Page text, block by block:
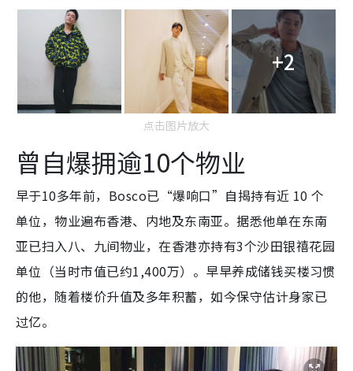
+2
点击图片放大
曾自爆拥逾10个物业
早于10多年前，Bosco已“爆响口”自揭持有近 10 个
单位，物业遍布香港、内地及东南亚。据悉他单在东南
亚已扫入八、九间物业，在香港亦持有3个沙田银禧花园
单位（当时市值已约1,400万）。早早养成储钱买楼习惯
的他，随着楼价升值及多年积蓄，如今保守估计身家已
过亿。